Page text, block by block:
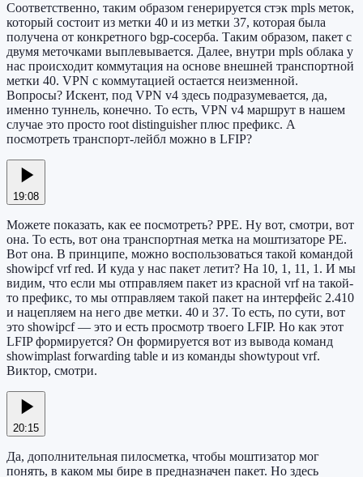
Соответственно, таким образом генерируется стэк mpls меток,
который состоит из метки 40 и из метки 37, которая была
получена от конкретного bgp-сосерба. Таким образом, пакет с
двумя меточками выплевывается. Далее, внутри mpls облака у
нас происходит коммутация на основе внешней транспортной
метки 40. VPN с коммутацией остается неизменной.
Вопросы? Искент, под VPN v4 здесь подразумевается, да,
именно туннель, конечно. То есть, VPN v4 маршрут в нашем
случае это просто root distinguisher плюс префикс. А
посмотреть транспорт-лейбл можно в LFIP?
19:08
Можете показать, как ее посмотреть? PPE. Ну вот, смотри, вот
она. То есть, вот она транспортная метка на моштизаторе PE.
Вот она. В принципе, можно воспользоваться такой командой
showipcf vrf red. И куда у нас пакет летит? На 10, 1, 11, 1. И мы
видим, что если мы отправляем пакет из красной vrf на такой-
то префикс, то мы отправляем такой пакет на интерфейс 2.410
и нацепляем на него две метки. 40 и 37. То есть, по сути, вот
это showipcf — это и есть просмотр твоего LFIP. Но как этот
LFIP формируется? Он формируется вот из вывода команд
showimplast forwarding table и из команды showtypout vrf.
Виктор, смотри.
20:15
Да, дополнительная пилосметка, чтобы моштизатор мог
понять, в каком мы бире в предназначен пакет. Но здесь